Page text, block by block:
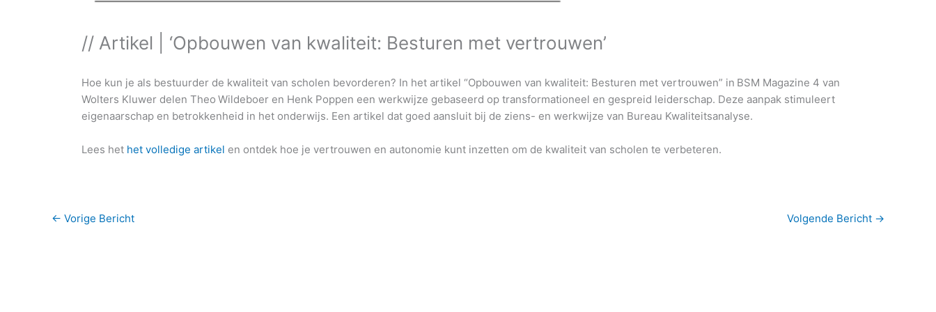
// Artikel | ‘Opbouwen van kwaliteit: Besturen met vertrouwen’
Hoe kun je als bestuurder de kwaliteit van scholen bevorderen? In het artikel “Opbouwen van kwaliteit: Besturen met vertrouwen” in BSM Magazine 4 van
Wolters Kluwer delen Theo Wildeboer en Henk Poppen een werkwijze gebaseerd op transformationeel en gespreid leiderschap. Deze aanpak stimuleert
eigenaarschap en betrokkenheid in het onderwijs. Een artikel dat goed aansluit bij de ziens- en werkwijze van Bureau Kwaliteitsanalyse.
Lees het het volledige artikel en ontdek hoe je vertrouwen en autonomie kunt inzetten om de kwaliteit van scholen te verbeteren.
← Vorige Bericht Volgende Bericht →